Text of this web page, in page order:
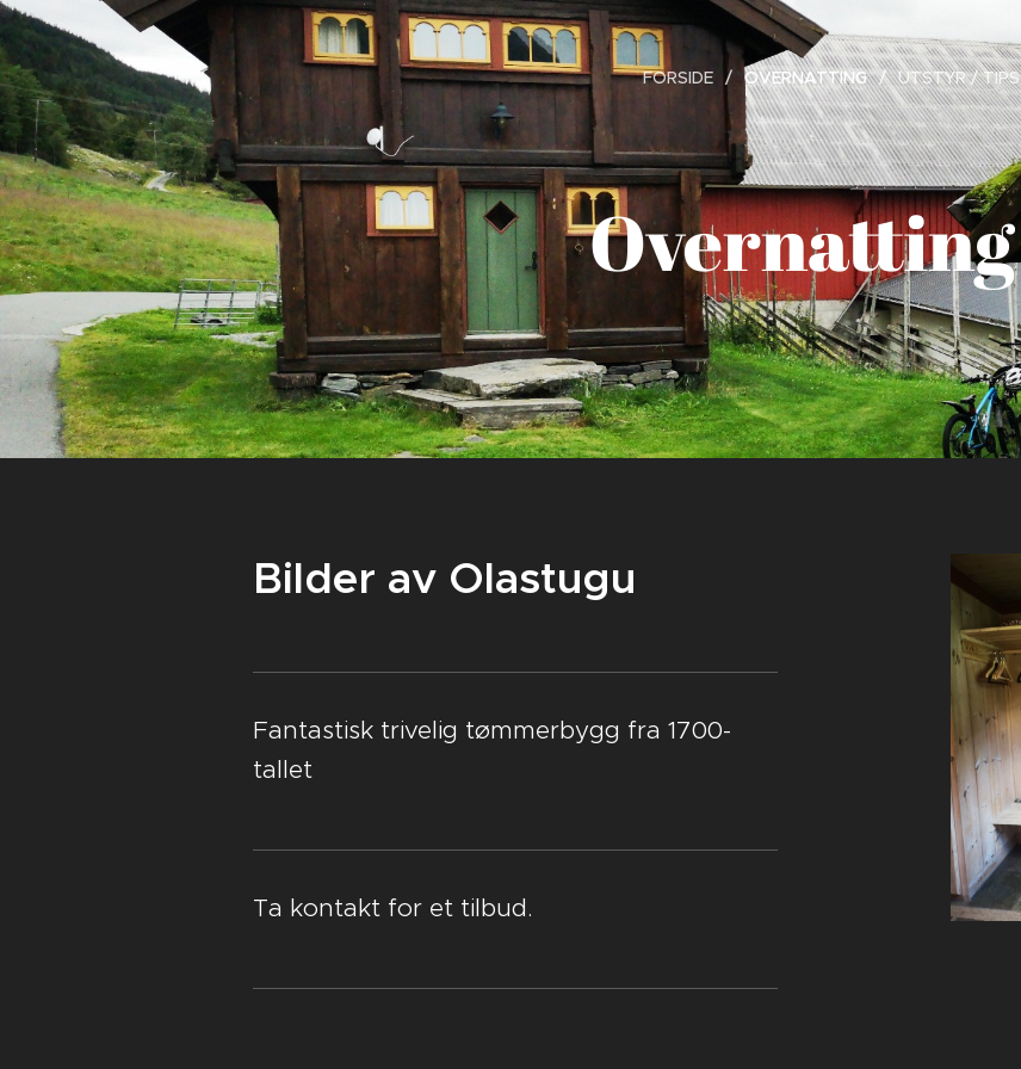
FORSIDE OVERNATTING UTSTYR / TIPS
Overnatting
Bilder av Olastugu
Fantastisk trivelig tømmerbygg fra 1700-
tallet
Ta kontakt for et tilbud.